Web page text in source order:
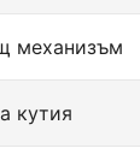
механизъм
кутия